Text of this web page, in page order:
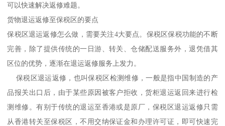
可以快速解决返修难题。
货物退运返修至保税区的要点
保税区退运返修怎么做，需要关注4大要点。保税区保税功能的不断
完善，除了提供传统的一日游、转关、仓储配送服务外，退凭借其
区位的优势，逐渐在退运返修服务上发力。
保税区退运返修，也叫保税区检测维修，一般是指中国制造的产
品报关出口后，由于某些原因被客户拒收，货柜退运返回来进行检
测维修。有别于传统的退运至香港或是原厂，保税区退运返修只需
从香港转关至保税区，不用交纳保证金和办理许可证，即可快速完